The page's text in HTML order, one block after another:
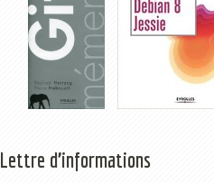
Lettre d’informations